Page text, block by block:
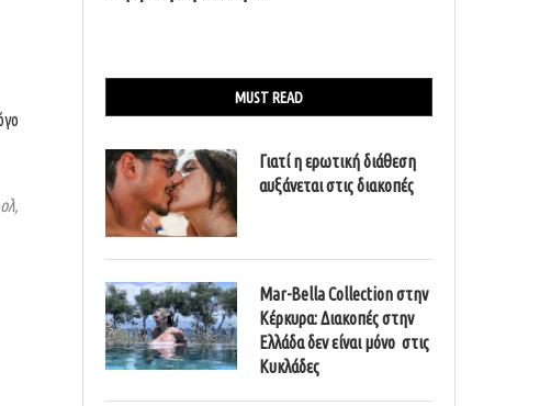
MUST READ
Γιατί η ερωτική διάθεση
αυξάνεται στις διακοπές
Mar-Bella Collection στην
Κέρκυρα: Διακοπές στην
Ελλάδα δεν είναι μόνο στις
Κυκλάδες